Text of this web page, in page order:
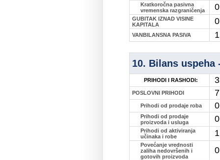
Kratkoročna pasivna
vremenska razgraničenja
0
GUBITAK IZNAD VISINE
KAPITALA
0
VANBILANSNA PASIVA
10. Bilans uspeha
PRIHODI I RASHODI:
POSLOVNI PRIHODI
Prihodi od prodaje roba 0
Prihodi od prodaje
proizvoda i usluga
0
Prihodi od aktiviranja
učinaka i robe
Povećanje vrednosti
zaliha nedovršenih i
gotovih proizvoda
0